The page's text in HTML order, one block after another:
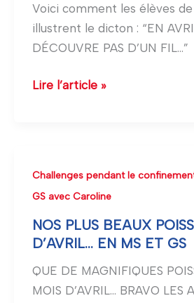
Voici comment les élèves de
illustrent le dicton : “EN
DÉCOUVRE PAS D’UN FIL…”
DE
MS
ET
NE
D’UN
Lire l’article »
Challenges pendant le
GS avec Caroline
NOS PLUS BEAUX
D’AVRIL… EN MS ET GS
QUE DE MAGNIFIQUES
MOIS D’AVRIL… BRAVO LES
NOS
PLUS
POISSONS
D’AVRIL…
EN
MS